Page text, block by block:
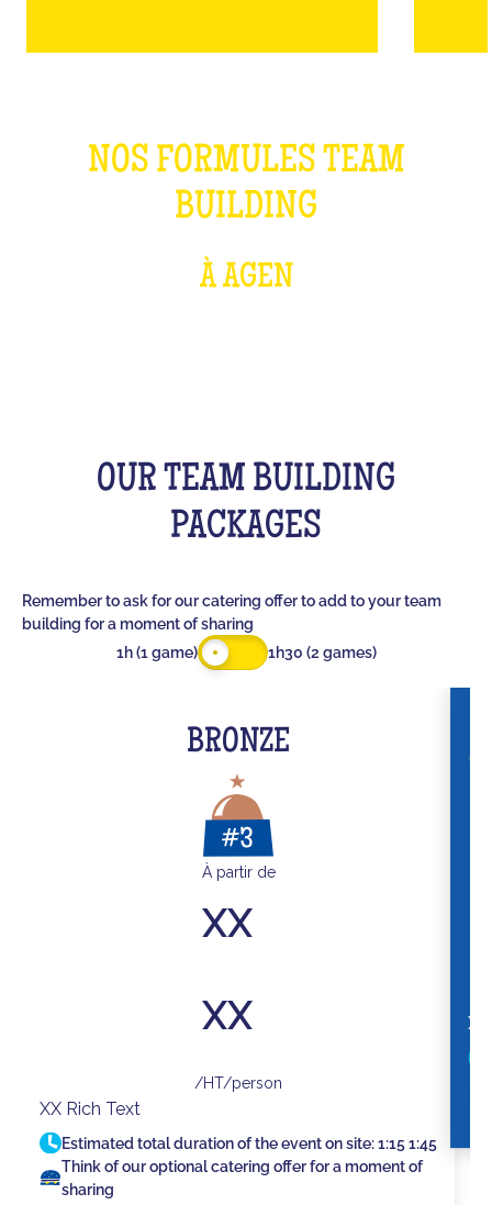
NOS FORMULES TEAM
BUILDING
À AGEN
OUR TEAM BUILDING
PACKAGES
Remember to ask for our catering offer to add to your team
building for a moment of sharing
1h (1 game)
1h30 (2 games)
BRONZE
À partir de
XX
XX
/HT/person
XX Rich Text
Estimated total duration of the event on site:1:151:45
Think of our optional catering offer for a moment of
sharing